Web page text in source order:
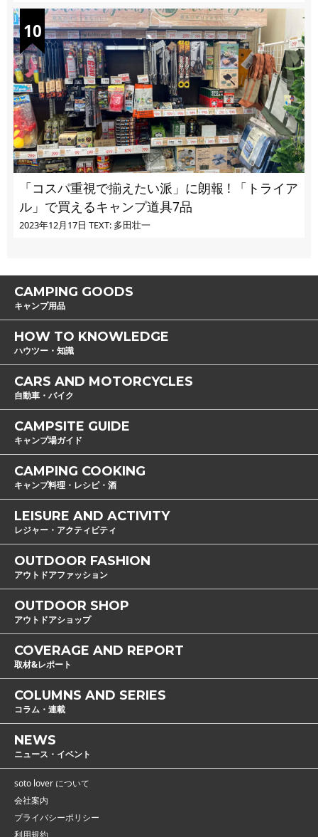
「コスパ重視で揃えたい派」に朗報 ! 「トライア
ル」で買えるキャンプ道具7品
2023年12月17日 TEXT: 多田壮一
CAMPING GOODS
キャンプ用品
HOW TO KNOWLEDGE
ハウツー・知識
CARS AND MOTORCYCLES
自動車・バイク
CAMPSITE GUIDE
キャンプ場ガイド
CAMPING COOKING
キャンプ料理・レシピ・酒
LEISURE AND ACTIVITY
レジャー・アクティビティ
OUTDOOR FASHION
アウトドアファッション
OUTDOOR SHOP
アウトドアショップ
COVERAGE AND REPORT
取材&レポート
COLUMNS AND SERIES
コラム・連載
NEWS
ニュース・イベント
soto lover について
会社案内
プライバシーポリシー
利用規約